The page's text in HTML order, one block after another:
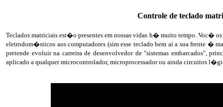
Controle de teclado
Teclados matriciais est�o presentes em nossas vidas h� muito tempo. Voc�
eletrodom�sticos aos computadores (sim esse teclado bem ai a sua frente
pretende evoluir na carreira de desenvolvedor de "sistemas embarcados",
aplicado a qualquer microcontrolador, microprocessador ou ainda circuitos